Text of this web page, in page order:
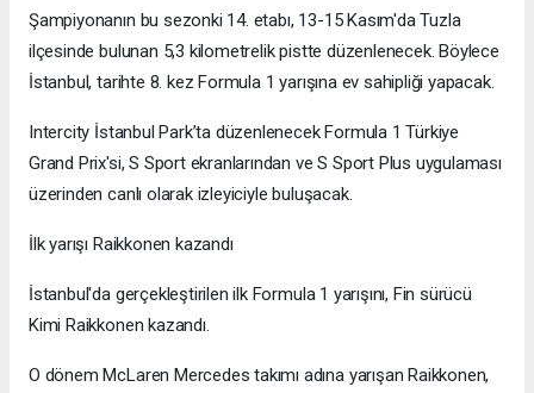
Şampiyonanın bu sezonki 14. etabı, 13-15 Kasım'da Tuzla
ilçesinde bulunan 5,3 kilometrelik pistte düzenlenecek. Böylece
İstanbul, tarihte 8. kez Formula 1 yarışına ev sahipliği yapacak.
Intercity İstanbul Park’ta düzenlenecek Formula 1 Türkiye
Grand Prix'si, S Sport ekranlarından ve S Sport Plus uygulaması
üzerinden canlı olarak izleyiciyle buluşacak.
İlk yarışı Raikkonen kazandı
İstanbul'da gerçekleştirilen ilk Formula 1 yarışını, Fin sürücü
Kimi Raikkonen kazandı.
O dönem McLaren Mercedes takımı adına yarışan Raikkonen,